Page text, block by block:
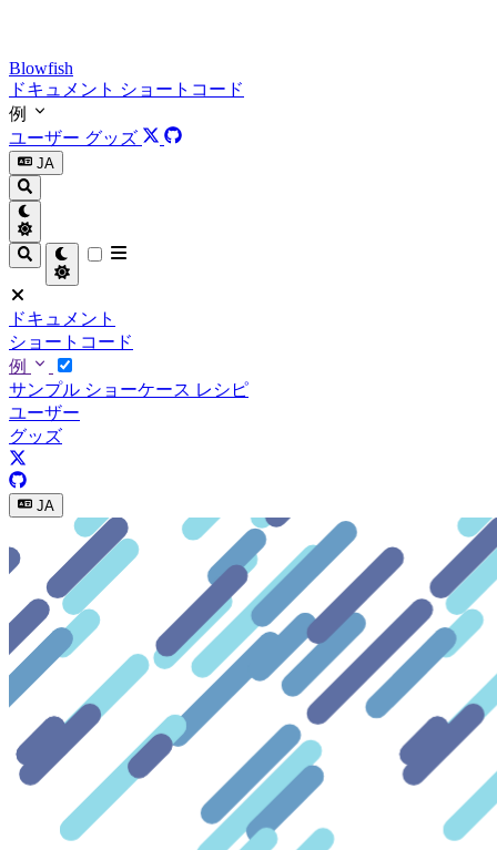
Blowfish
ドキュメント ショートコード
例
ユーザー グッズ
JA
ドキュメント
ショートコード
例
サンプル ショーケース レシピ
ユーザー
グッズ
JA